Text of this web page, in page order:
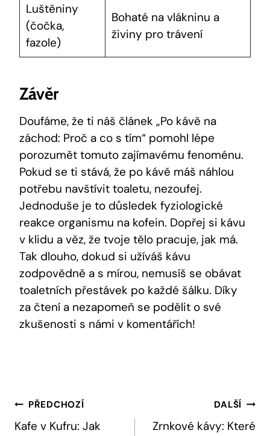
Luštěniny
(čočka,
fazole)
Bohaté na vlákninu a
živiny pro trávení
Závěr
Doufáme, že ti náš článek „Po kávě na
záchod: Proč a co s tím“ pomohl lépe
porozumět tomuto zajímavému fenoménu.
Pokud se ti stává, že po kávě máš náhlou
potřebu navštívit toaletu, nezoufej.
Jednoduše je to důsledek fyziologické
reakce organismu na kofein. Dopřej si kávu
v klidu a věz, že tvoje tělo pracuje, jak má.
Tak dlouho, dokud si užíváš kávu
zodpovědně a s mírou, nemusíš se obávat
toaletních přestávek po každé šálku. Díky
za čtení a nezapomeň se podělit o své
zkušenosti s námi v komentářích!
Navigace
Pro
PŘEDCHOZÍ
Kafe v Kufru: Jak
DALŠÍ
Zrnkové kávy: Které